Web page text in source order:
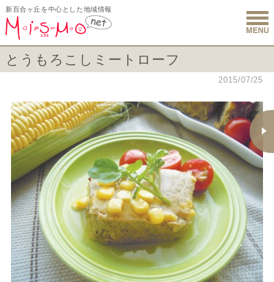
新百合ヶ丘を中心とした地域情報
新百合ヶ
とうもろこしミートローフ
2015/07/25